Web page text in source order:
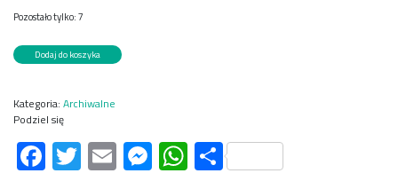
Pozostało tylko: 7
ilość
Mój
10/2024
Dodaj do koszyka
Kategoria: Archiwalne
Podziel się
Facebook
Twitter
EmailMessenger
WhatsApp
Share